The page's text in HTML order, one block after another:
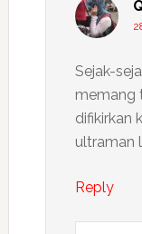
Sejak-
memang
difikirkan
ultraman
Reply